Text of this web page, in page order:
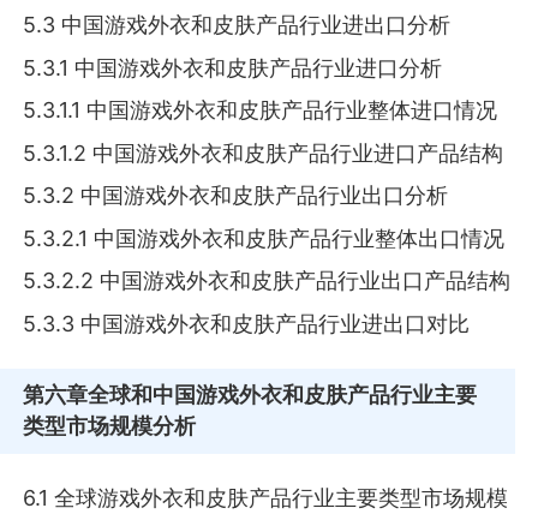
5.3 中国游戏外衣和皮肤产品行业进出口分析
5.3.1 中国游戏外衣和皮肤产品行业进口分析
5.3.1.1 中国游戏外衣和皮肤产品行业整体进口情况
5.3.1.2 中国游戏外衣和皮肤产品行业进口产品结构
5.3.2 中国游戏外衣和皮肤产品行业出口分析
5.3.2.1 中国游戏外衣和皮肤产品行业整体出口情况
5.3.2.2 中国游戏外衣和皮肤产品行业出口产品结构
5.3.3 中国游戏外衣和皮肤产品行业进出口对比
第六章全球和中国游戏外衣和皮肤产品行业主要
类型市场规模分析
6.1 全球游戏外衣和皮肤产品行业主要类型市场规模